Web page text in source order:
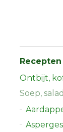
Recepten
Ontbijt,
Soep,